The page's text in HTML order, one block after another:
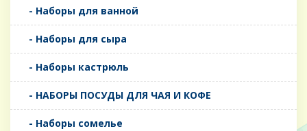
- Наборы для ванной
- Наборы для сыра
- Наборы кастрюль
- НАБОРЫ ПОСУДЫ ДЛЯ ЧАЯ И КОФЕ
- Наборы сомелье